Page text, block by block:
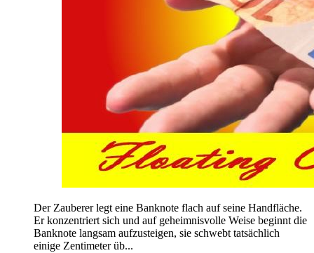
Der Zauberer legt eine Banknote flach auf seine Handfläche.
Er konzentriert sich und auf geheimnisvolle Weise beginnt die
Banknote langsam aufzusteigen, sie schwebt tatsächlich
einige Zentimeter üb...